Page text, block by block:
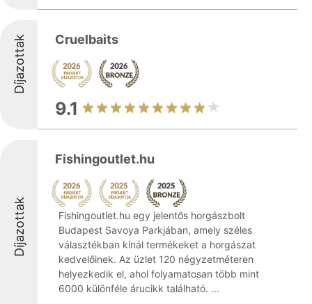
Díjazottak Cruelbaits
9.1
Díjazottak
Fishingoutlet.hu
Fishingoutlet.hu egy jelentős horgászbolt
Budapest Savoya Parkjában, amely széles
választékban kínál termékeket a horgászat
kedvelőinek. Az üzlet 120 négyzetméteren
helyezkedik el, ahol folyamatosan több mint
6000 különféle árucikk található. ...